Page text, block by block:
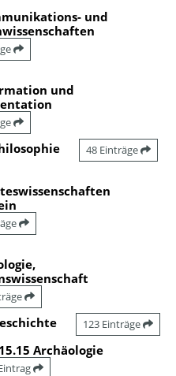
und
und
48 Einträge
123 Einträge
15.15 Archäologie